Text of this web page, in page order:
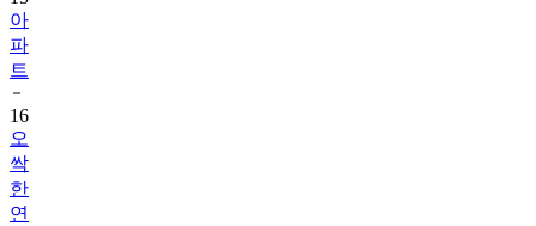
아
파
트
16
오
싹
한
연